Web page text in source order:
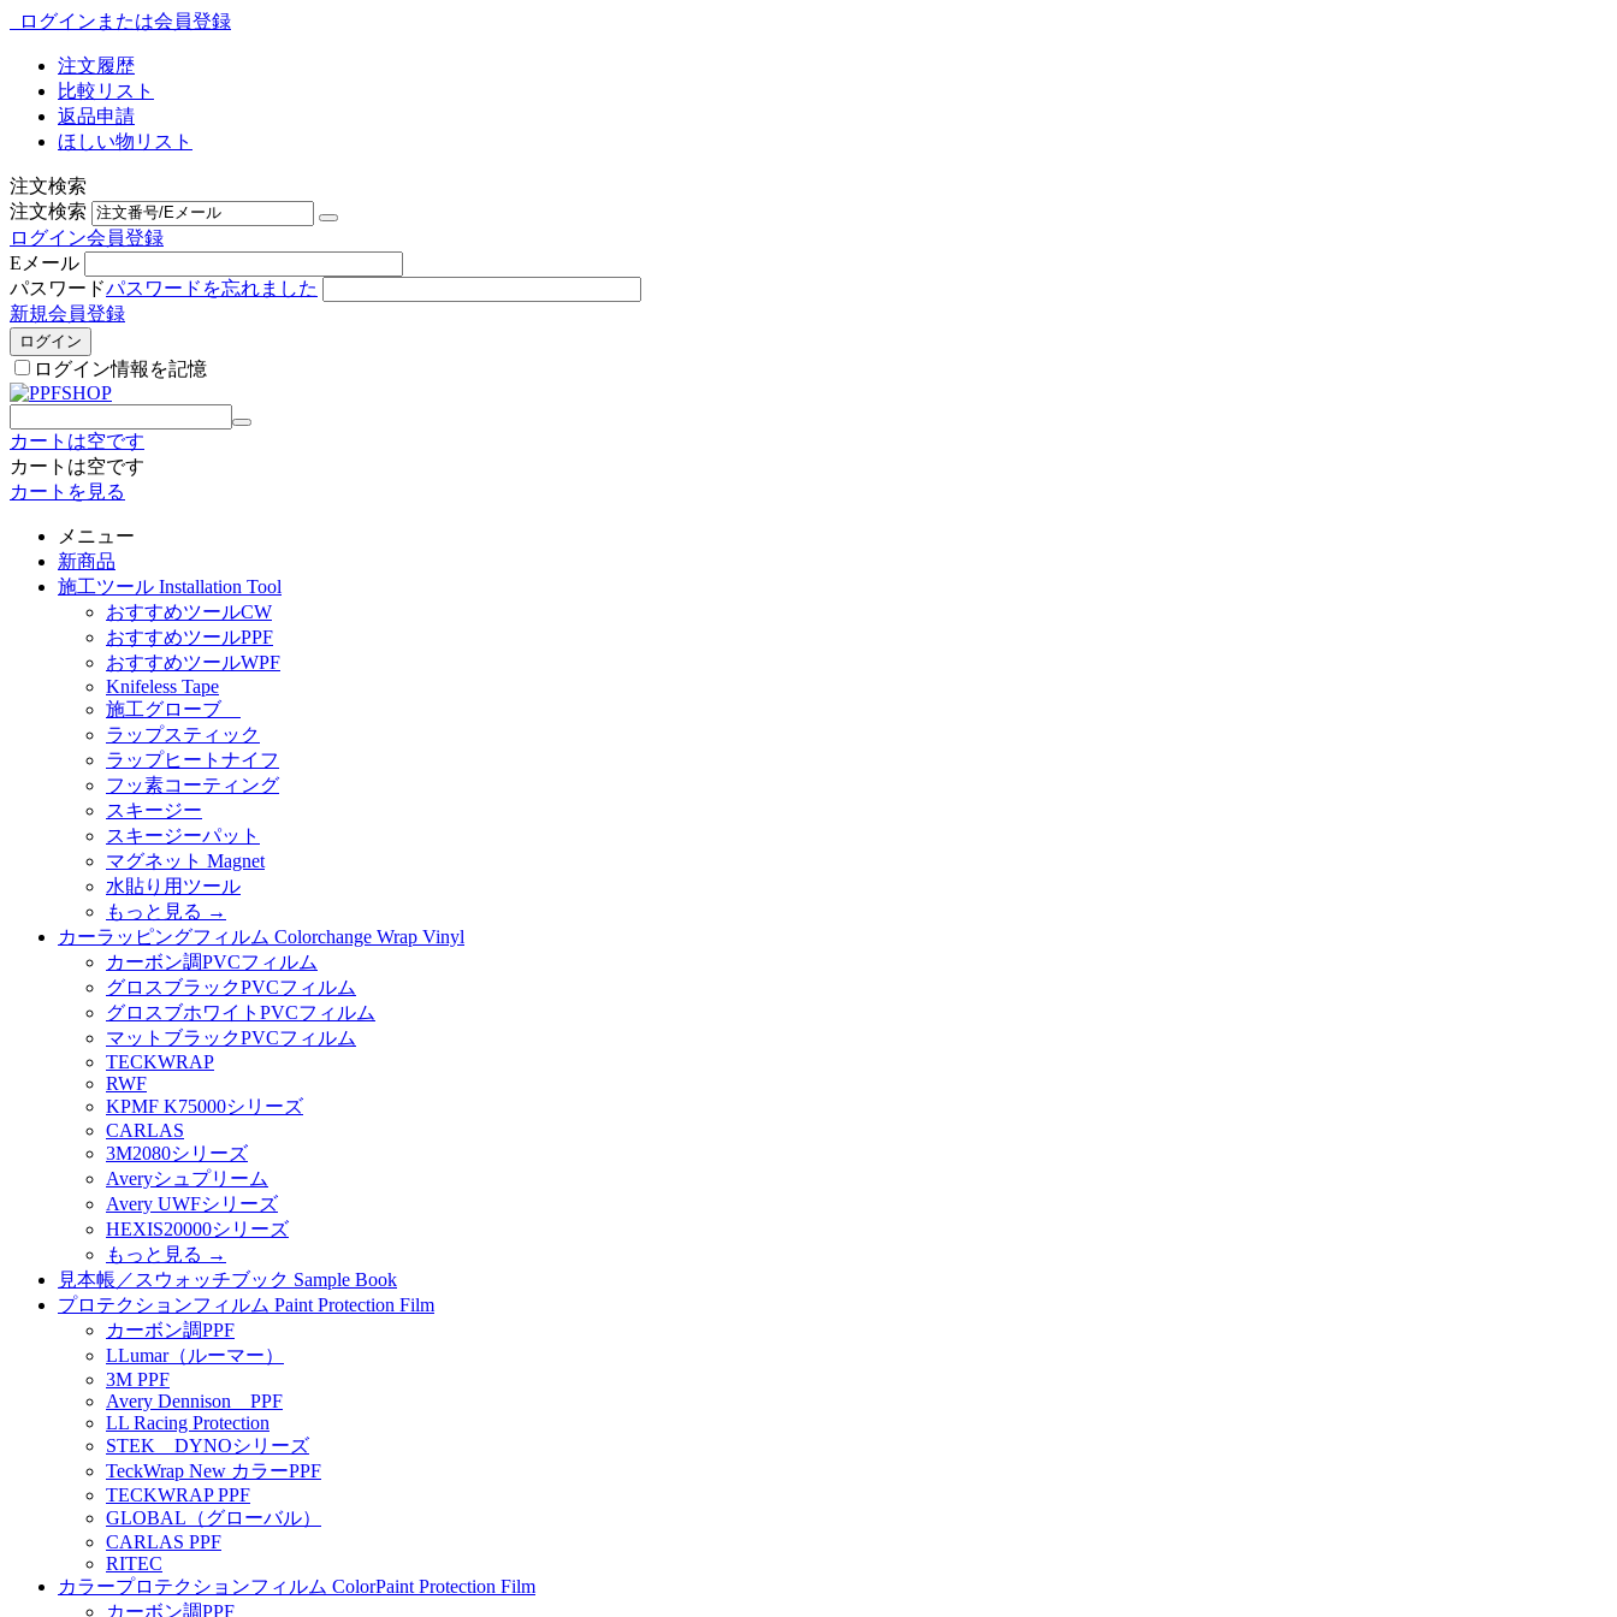
ログインまたは会員登録
注文履歴
比較リスト
返品申請
ほしい物リスト
注文検索
注文検索
ログイン会員登録
Eメール
パスワードパスワードを忘れました
新規会員登録
ログイン
ログイン情報を記憶
カートは空です
カートは空です
カートを見る
メニュー
新商品
施工ツール Installation Tool
おすすめツールCW
おすすめツールPPF
おすすめツールWPF
Knifeless Tape
施工グローブ
ラップスティック
ラップヒートナイフ
フッ素コーティング
スキージー
スキージーパット
マグネット Magnet
水貼り用ツール
もっと見る →
カーラッピングフィルム Colorchange Wrap Vinyl
カーボン調PVCフィルム
グロスブラックPVCフィルム
グロスブホワイトPVCフィルム
マットブラックPVCフィルム
TECKWRAP
RWF
KPMF K75000シリーズ
CARLAS
3M2080シリーズ
Averyシュプリーム
Avery UWFシリーズ
HEXIS20000シリーズ
もっと見る →
見本帳／スウォッチブック Sample Book
プロテクションフィルム Paint Protection Film
カーボン調PPF
LLumar（ルーマー）
3M PPF
Avery Dennison PPF
LL Racing Protection
STEK DYNOシリーズ
TeckWrap New カラーPPF
TECKWRAP PPF
GLOBAL（グローバル）
CARLAS PPF
RITEC
カラープロテクションフィルム ColorPaint Protection Film
カーボン調PPF